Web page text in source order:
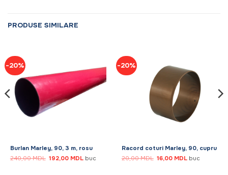
PRODUSE SIMILARE
-20%
Burlan Marley, 90, 3 m, rosu
240,00MDL Prețul
inițial
192,00 MDLPrețul
buc
-20%
Racord coturi Marley, 90, cupru
20,00MDL Prețul
inițial
16,00 MDLPrețul
buc